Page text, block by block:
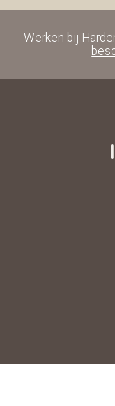
Werken bij